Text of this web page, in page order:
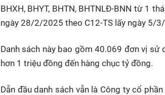
BHXH, BHYT, BHTN, BHTNLĐ-BNN từ 1
ngày 28/2/2025 theo C12-TS lấy ngày 5/
Danh sách này bao gồm 40.069 đơn vị
hơn 1 triệu đồng đến hàng chục tỷ đồng.
Dẫn đầu danh sách vẫn là Công ty cổ